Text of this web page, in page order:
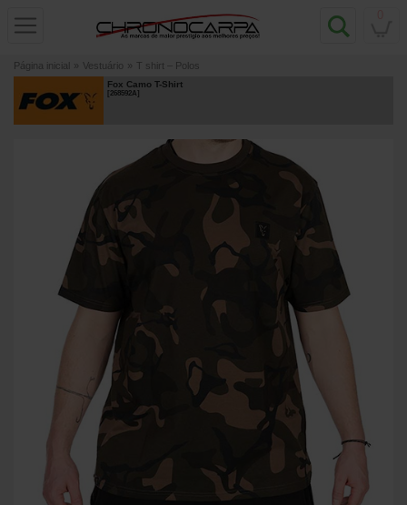
Página inicial » Vestuário » T shirt – Polos
Fox Camo T-Shirt
[268592A]